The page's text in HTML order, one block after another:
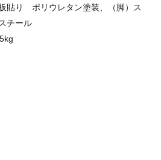
貼り ポリウレタン塗装、（脚）ス
チール